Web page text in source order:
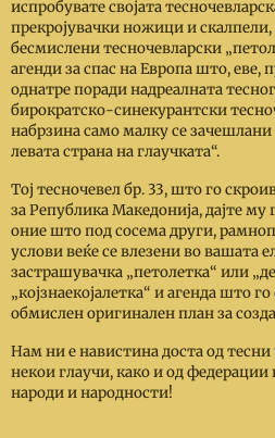
испробувате својата
прекројувачки ножици и
бесмислени тесночевларски
агенди за спас на Европа што, еве,
однатре поради надреалната
бирократско-синекурантски
набрзина само малку се
левата страна на глаучката“.
Тој тесночевел бр. 33, што го
за Република Македонија, дајте му
оние што под сосема други,
услови веќе се влезени во вашата
застрашувачка „петолетка“ или
„којзнаекојалетка“ и агенда што
обмислен оригинален план за
Нам ни е навистина доста од
некои глаучи, како и од
народи и народности!